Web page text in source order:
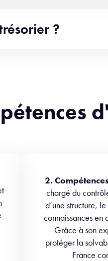
?
2.
chargé du
d’une structure,
connaissances en
Grâce à son
protéger la
France